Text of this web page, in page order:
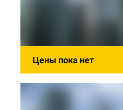
Цены пока нет